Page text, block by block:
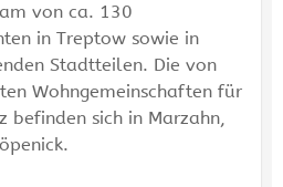
von ca. 130
in Treptow sowie in
Stadtteilen. Die von
Wohngemeinschaften für
befinden sich in Marzahn,